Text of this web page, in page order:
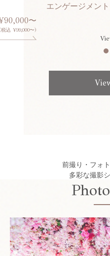
〜
(税込 ¥99,000〜)
エンゲージメン
前撮り・フォ
多彩な撮影